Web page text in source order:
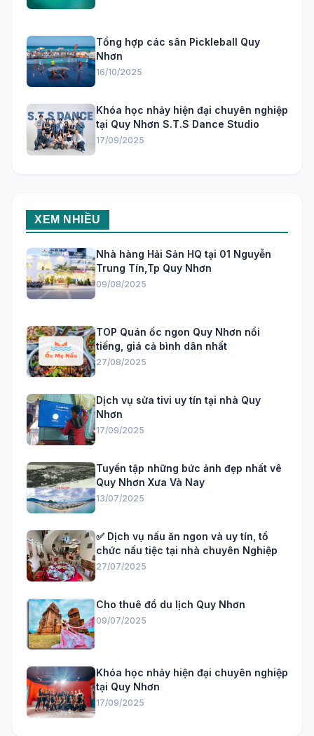
Tổng hợp các sân Pickleball Quy
Nhơn
16/10/2025
Khóa học nhảy hiện đại chuyên nghiệp
tại Quy Nhơn S.T.S Dance Studio
17/09/2025
XEM NHIỀU
Nhà hàng Hải Sản HQ tại 01 Nguyễn
Trung Tín,Tp Quy Nhơn
09/08/2025
TOP Quán ốc ngon Quy Nhơn nổi
tiếng, giá cả bình dân nhất
27/08/2025
Dịch vụ sửa tivi uy tín tại nhà Quy
Nhơn
17/09/2025
Tuyển tập những bức ảnh đẹp nhất vê
Quy Nhơn Xưa Và Nay
13/07/2025
✅ Dịch vụ nấu ăn ngon và uy tín, tổ
chức nấu tiệc tại nhà chuyên Nghiệp
27/07/2025
Cho thuê đồ du lịch Quy Nhơn
09/07/2025
Khóa học nhảy hiện đại chuyên nghiệp
tại Quy Nhơn
17/09/2025